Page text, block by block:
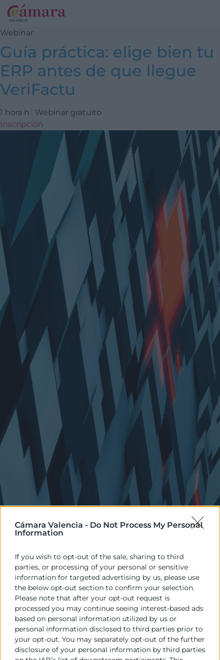
Cámara Valencia - Do Not Process My Personal
Information
If you wish to opt-out of the sale, sharing to third
parties, or processing of your personal or sensitive
information for targeted advertising by us, please use
the below opt-out section to confirm your selection.
Please note that after your opt-out request is
processed you may continue seeing interest-based ads
based on personal information utilized by us or
personal information disclosed to third parties prior to
your opt-out. You may separately opt-out of the further
disclosure of your personal information by third parties
Webinar
Guía práctica: elige bien tu
ERP antes de que llegue
VeriFactu
1 hora h
Webinar gratuito
Inscripción